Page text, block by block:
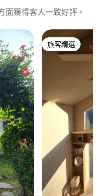
面獲得客人一致好評。
旅客精選
旅客精選